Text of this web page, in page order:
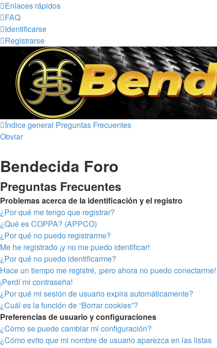
Enlaces rápidos
FAQ
Identificarse
Registrarse
Índice general Preguntas Frecuentes
Obviar
Bendecida Foro
Preguntas Frecuentes
Problemas acerca de la identificación y el registro
¿Por qué me tengo que registrar?
¿Qué es COPPA? (APPCO)
¿Por qué no puedo registrarme?
Me he registrado ¡y no me puedo identificar!
¿Por qué no puedo identificarme?
Hace un tiempo me registré, ¡pero ahora no puedo conectarme!
¡Perdí mi contraseña!
¿Por qué mi sesión de usuario expira automáticamente?
¿Cuál es la función de “Borrar cookies”?
Preferencias de usuario y configuraciones
¿Cómo se puede cambiar mi configuración?
¿Cómo evito que mi nombre de usuario aparezca en las listas